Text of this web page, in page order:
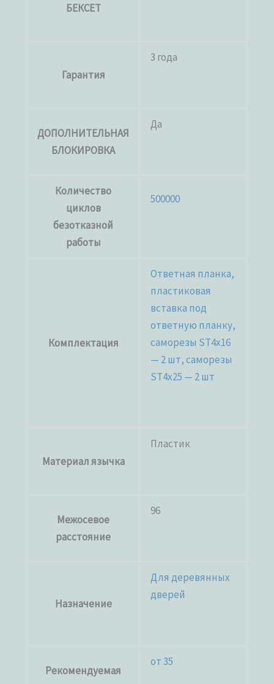
БЕКСЕТ
Гарантия
3 года
ДОПОЛНИТЕЛЬНАЯ
БЛОКИРОВКА
Да
Количество
циклов
безотказной
работы
500000
Комплектация
Ответная планка,
пластиковая
вставка под
ответную планку,
саморезы ST4x16
— 2 шт, саморезы
ST4x25 — 2 шт
Материал язычка
Пластик
Межосевое
расстояние
96
Назначение
Для деревянных
дверей
Рекомендуемая
от 35